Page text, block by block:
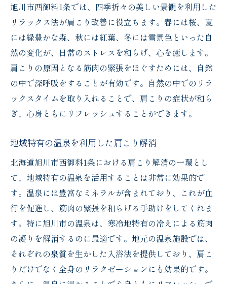
地域住民と協力して行う健康プロモーショ
ン
地元の企業と協力した肩こり解消キャンペ
ーン
地域の歴史を活かした健康増進活動
日常生活に取り入れる肩こり改善の新たな活力
法
習慣化しやすいリラクゼーションテクニッ
ク
家庭でできる簡単な肩こり解消法
親子で楽しむ肩こり改善アクティビティ
自宅で行うセルフマッサージのすすめ
地域のスポーツクラブ活用で肩こり予防
北海道旭川市の環境を活かした肩こり解消法の
発見
旭川市西御料1条では、四季折々の美しい景観を利用した
リラックス法が肩こり改善に役立ちます。春には桜、夏
には緑豊かな森、秋には紅葉、冬には雪景色といった自
然の変化が、日常のストレスを和らげ、心を癒します。
肩こりの原因となる筋肉の緊張をほぐすためには、自然
の中で深呼吸をすることが有効です。自然の中でのリラ
ックスタイムを取り入れることで、肩こりの症状が和ら
ぎ、心身ともにリフレッシュすることができます。
地域特有の温泉を利用した肩こり解消
北海道旭川市西御料1条における肩こり解消の一環とし
て、地域特有の温泉を活用することは非常に効果的で
す。温泉には豊富なミネラルが含まれており、これが血
行を促進し、筋肉の緊張を和らげる手助けをしてくれま
す。特に旭川市の温泉は、寒冷地特有の冷えによる筋肉
の凝りを解消するのに最適です。地元の温泉施設では、
それぞれの泉質を生かした入浴法を提供しており、肩こ
りだけでなく全身のリラクゼーションにも効果的です。